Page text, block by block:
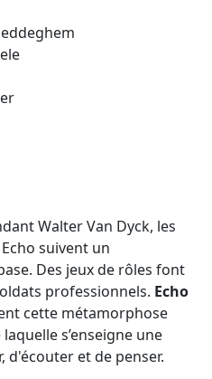
Walter Van Dyck, les
suivent un
Des jeux de rôles font
professionnels. Echo
cette métamorphose
s’enseigne une
d'écouter et de penser.